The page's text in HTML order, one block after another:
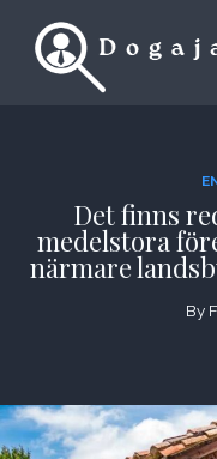
Det finns
medelstora
närmare
By